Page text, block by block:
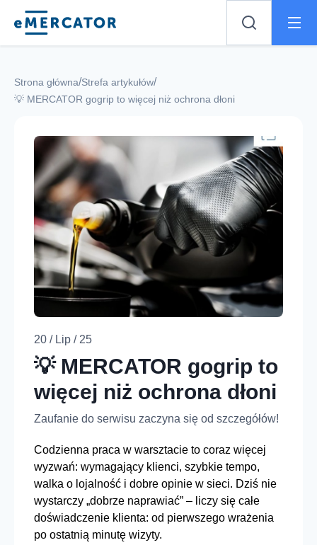
Mercator
Strona główna/Strefa artykułów/
💡 MERCATOR gogrip to więcej niż ochrona dłoni
20 / Lip / 25
💡 MERCATOR gogrip to
więcej niż ochrona dłoni
Zaufanie do serwisu zaczyna się od szczegółów!
Codzienna praca w warsztacie to coraz więcej
wyzwań: wymagający klienci, szybkie tempo,
walka o lojalność i dobre opinie w sieci. Dziś nie
wystarczy „dobrze naprawiać” – liczy się całe
doświadczenie klienta: od pierwszego wrażenia
po ostatnią minutę wizyty.